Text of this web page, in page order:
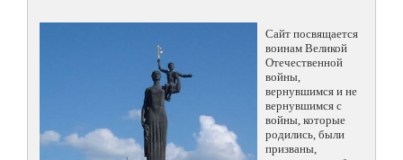
Сайт посвящается
воинам Великой
Отечественной
войны,
вернувшимся и не
вернувшимся с
войны, которые
родились, были
призваны,